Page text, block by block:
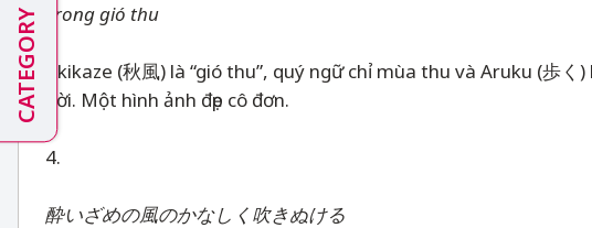
Trong gió thu
Akikaze (秋風) là “gió thu”, quý ngữ chỉ mùa thu và Aruku (
đời. Một hình ảnh đẹp cô đơn.
4.
酔いざめの風のかなしく吹きぬける
CATEGORY